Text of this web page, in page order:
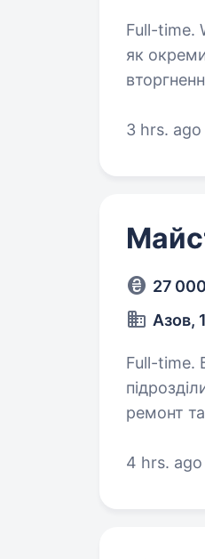
Full-time. Work
як
3 hrs. ago
27
Азов,
Full-time. Бригада «Азов» НГУ шукає фахівців в батальйони та інші
підрозділи. Обов’язки: заміна
ремонт та
4 hrs. ago